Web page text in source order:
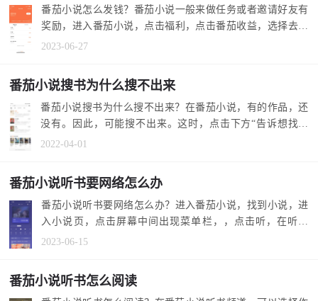
番茄小说怎么发钱？番茄小说一般来做任务或者邀请好友有
奖励，进入番茄小说，点击福利，点击番茄收益，选择去提
现，即可实现...
2023-06-27
番茄小说搜书为什么搜不出来
番茄小说搜书为什么搜不出来？在番茄小说，有的作品，还
没有。因此，可能搜不出来。这时，点击下方“告诉想找的
书”，可提交书...
2022-04-01
番茄小说听书要网络怎么办
番茄小说听书要网络怎么办？进入番茄小说，找到小说，进
入小说页，点击屏幕中间出现菜单栏，，点击听，在听书
页，选择下载，...
2023-06-15
番茄小说听书怎么阅读